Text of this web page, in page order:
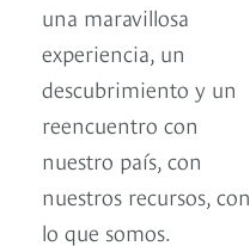
una maravillosa
experiencia, un
descubrimiento y un
reencuentro con
nuestro país, con
nuestros recursos, con
lo que somos.